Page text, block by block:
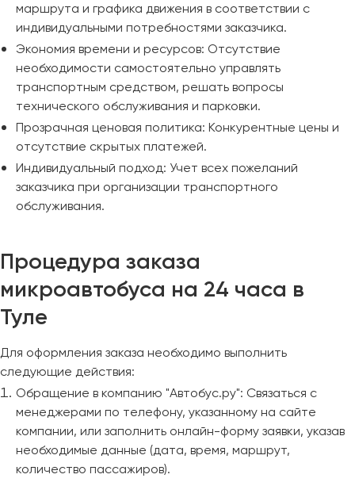
маршрута и графика движения в соответствии с
индивидуальными потребностями заказчика.
Экономия времени и ресурсов: Отсутствие
необходимости самостоятельно управлять
транспортным средством, решать вопросы
технического обслуживания и парковки.
Прозрачная ценовая политика: Конкурентные цены и
отсутствие скрытых платежей.
Индивидуальный подход: Учет всех пожеланий
заказчика при организации транспортного
обслуживания.
Процедура заказа
микроавтобуса на 24 часа в
Туле
Для оформления заказа необходимо выполнить
следующие действия:
Обращение в компанию "Автобус.ру": Связаться с
менеджерами по телефону, указанному на сайте
компании, или заполнить онлайн-форму заявки, указав
необходимые данные (дата, время, маршрут,
количество пассажиров).